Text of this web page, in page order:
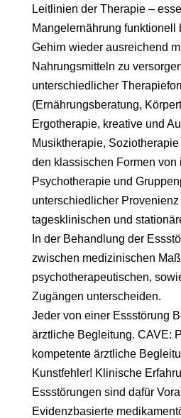
Leitlinien der Therapie –
Mangelernährung funktionell
Gehirn wieder ausreichend
Nahrungsmitteln zu
unterschiedlicher
(Ernährungsberatung,
Ergotherapie, kreative und
Musiktherapie,
den klassischen Formen von
Psychotherapie und
unterschiedlicher
tagesklinischen und
In der Behandlung der
zwischen medizinischen
psychotherapeutischen,
Zugängen unterscheiden.
Jeder von einer Essstörung
ärztliche Begleitung. CAVE:
kompetente ärztliche
Kunstfehler! Klinische
Essstörungen sind dafür
Evidenzbasierte